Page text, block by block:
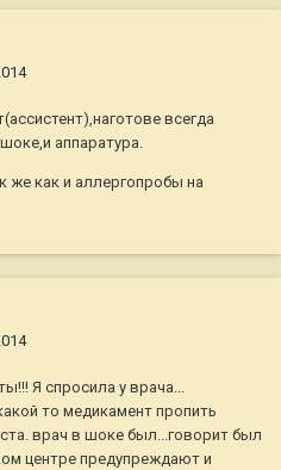
всегда
аппаратура.
как и аллергопробы на
Я спросила у врача...
то медикамент пропить
врач в шоке был...говорит был
центре предупреждают и